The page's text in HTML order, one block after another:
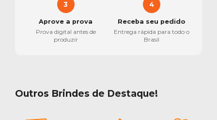
3
Aprove a prova
Prova digital antes de
produzir
4
Receba seu pedido
Entrega rápida para todo o
Brasil
Outros Brindes de Destaque!